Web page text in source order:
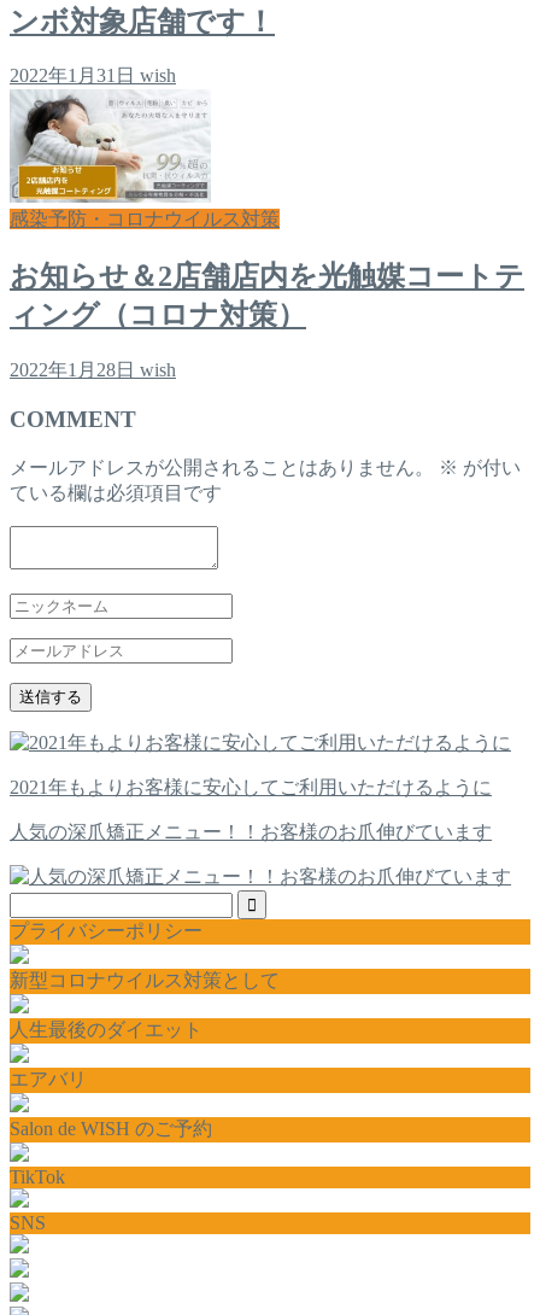
ンボ対象店舗です！
2022年1月31日 wish
感染予防・コロナウイルス対策
お知らせ＆2店舗店内を光触媒コートテ
ィング（コロナ対策）
2022年1月28日 wish
COMMENT
メールアドレスが公開されることはありません。 ※ が付い
ている欄は必須項目です
2021年もよりお客様に安心してご利用いただけるように
人気の深爪矯正メニュー！！お客様のお爪伸びています
プライバシーポリシー
新型コロナウイルス対策として
人生最後のダイエット
エアバリ
Salon de WISH のご予約
TikTok
SNS